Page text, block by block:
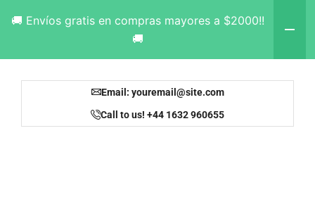
Email: youremail@site.com
Call to us! +44 1632 960655
🚚 Envíos gratis en compras mayores a $2000!!
🚚